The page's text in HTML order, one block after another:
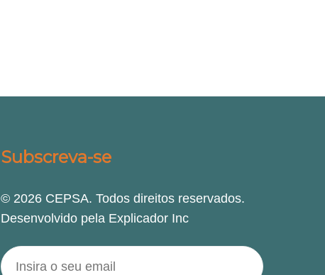
Subscreva-se
© 2026 CEPSA. Todos direitos reservados.
Desenvolvido pela Explicador Inc